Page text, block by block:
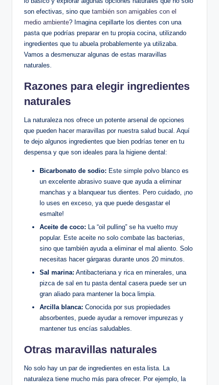
son efectivas, sino que también son amigables con el
medio ambiente? Imagina cepillarte los dientes con una
pasta que podrías preparar en tu propia cocina, utilizando
ingredientes que tu abuela probablemente ya utilizaba.
Vamos a desmenuzar algunas de estas maravillas
naturales.
Razones para elegir ingredientes
naturales
La naturaleza nos ofrece un potente arsenal de opciones
que pueden hacer maravillas por nuestra salud bucal. Aquí
te dejo algunos ingredientes que bien podrías tener en tu
despensa y que son ideales para la higiene dental:
Bicarbonato de sodio: Este simple polvo blanco es
un excelente abrasivo suave que ayuda a eliminar
manchas y a blanquear tus dientes. Pero cuidado, ¡no
lo uses en exceso, ya que puede desgastar el
esmalte!
Aceite de coco: La “oil pulling” se ha vuelto muy
popular. Este aceite no solo combate las bacterias,
sino que también ayuda a eliminar el mal aliento. Solo
necesitas hacer gárgaras durante unos 20 minutos.
Sal marina: Antibacteriana y rica en minerales, una
pizca de sal en tu pasta dental casera puede ser un
gran aliado para mantener la boca limpia.
Arcilla blanca: Conocida por sus propiedades
absorbentes, puede ayudar a remover impurezas y
mantener tus encías saludables.
Otras maravillas naturales
No solo hay un par de ingredientes en esta lista. La
naturaleza tiene mucho más para ofrecer. Por ejemplo, la